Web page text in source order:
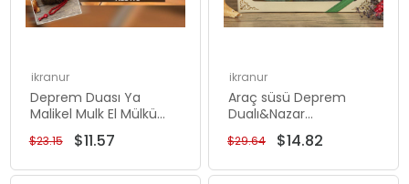
ikranur
Deprem Duası Ya
Malikel Mulk El Mülkü
Lillah, Mülk Allahındır
Kokulu Tesbih Hediyeli
$11.57
$23.15
ikranur
Araç süsü Deprem
Dualı&Nazar
ayetli&Ayetel kürsili
Mini Kuran Lüks
$14.82
$29.64